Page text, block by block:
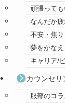
頑張って
なんだか
不安・焦
夢をかな
キャリア/
カウンセリ
服部のコラ